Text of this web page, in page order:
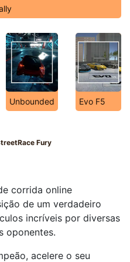
Unbounded Evo F5
Fury
corrida online
de um verdadeiro
incríveis por diversas
oponentes.
acelere o seu